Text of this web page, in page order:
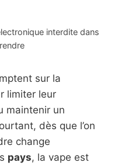
interdite dans
sur la
limiter leur
maintenir un
dès que l’on
change
pays, la vape est